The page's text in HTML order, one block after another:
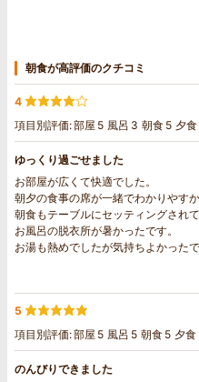
朝食が高評価のクチコミ
4
項目別評価:部屋 5 風呂 3 朝食 5 夕食
ゆっくり過ごせました
お部屋が広くて快適でした。
朝夕の食事の席が一緒でわかりやすか
朝食もテーブルにセッティングされ
お風呂の脱衣所が暑かったです。
お湯も熱めでしたが気持ちよかったで
5
項目別評価:部屋 5 風呂 5 朝食 5 夕食
のんびりできました